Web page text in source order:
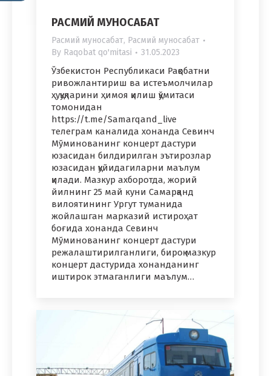
РАСМИЙ МУНОСАБАТ
Расмий муносабат, Расмий муносабат
By Raqobat qo'mitasi 31.05.2023
Ўзбекистон Республикаси Рақобатни
ривожлантириш ва истеъмолчилар
ҳуқуқларини ҳимоя қилиш қўмитаси
томонидан
https://t.me/Samarqand_live
телеграм каналида хонанда Севинч
Мўминованинг концерт дастури
юзасидан билдирилган эътирозлар
юзасидан қуйидагиларни маълум
қилади. Мазкур ахборотда, жорий
йилнинг 25 май куни Самарқанд
вилоятининг Ургут туманида
жойлашган марказий истироҳат
боғида хонанда Севинч
Мўминованинг концерт дастури
режалаштирилганлиги, бироқ мазкур
концерт дастурида хонанданинг
иштирок этмаганлиги маълум…